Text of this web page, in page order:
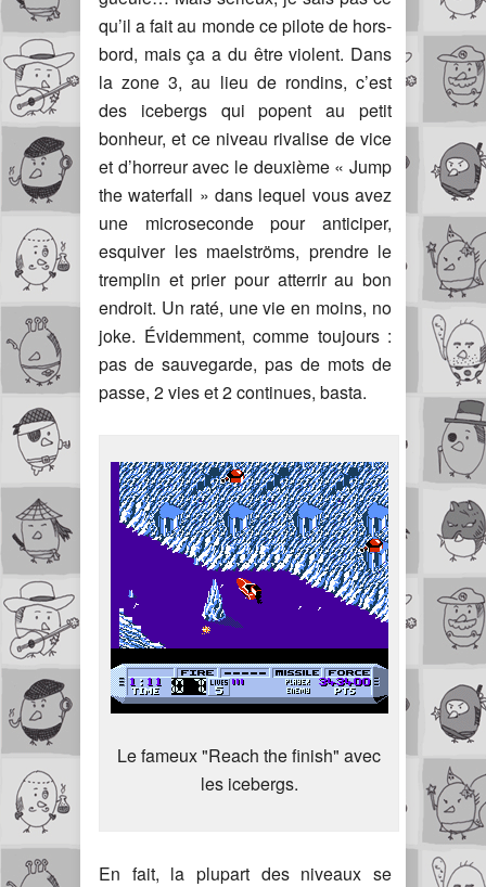
qu’il a fait au monde ce pilote de hors-
bord, mais ça a du être violent. Dans
la zone 3, au lieu de rondins, c’est
des icebergs qui popent au petit
bonheur, et ce niveau rivalise de vice
et d’horreur avec le deuxième « Jump
the waterfall » dans lequel vous avez
une microseconde pour anticiper,
esquiver les maelströms, prendre le
tremplin et prier pour atterrir au bon
endroit. Un raté, une vie en moins, no
joke. Évidemment, comme toujours :
pas de sauvegarde, pas de mots de
passe, 2 vies et 2 continues, basta.
Le fameux "Reach the finish" avec
les icebergs.
En fait, la plupart des niveaux se